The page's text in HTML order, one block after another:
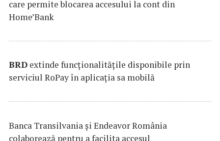
care permite blocarea accesului la cont din
Home’Bank
BRD extinde funcţionalităţile disponibile prin
serviciul RoPay în aplicaţia sa mobilă
Banca Transilvania şi Endeavor România
colaborează pentru a facilita accesul